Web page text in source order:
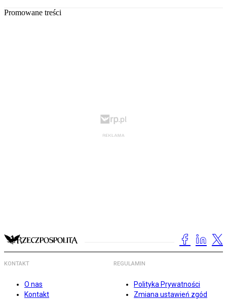
Promowane treści
KONTAKT
O nas
Kontakt
REGULAMIN
Polityka Prywatności
Zmiana ustawień zgód